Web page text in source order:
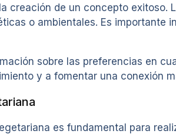
creación de un concepto exitoso.
o ambientales. Es importante
sobre las preferencias en
y a fomentar una conexión
es fundamental para